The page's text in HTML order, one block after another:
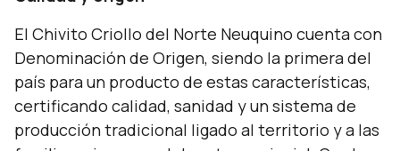
El Chivito Criollo del Norte Neuquino cuenta con
Denominación de Origen, siendo la primera del
país para un producto de estas características,
certificando calidad, sanidad y un sistema de
producción tradicional ligado al territorio y a las